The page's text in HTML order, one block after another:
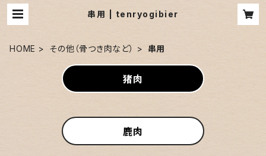
串用 | tenryogibier
HOME その他（骨つき肉など） 串用
猪肉
鹿肉